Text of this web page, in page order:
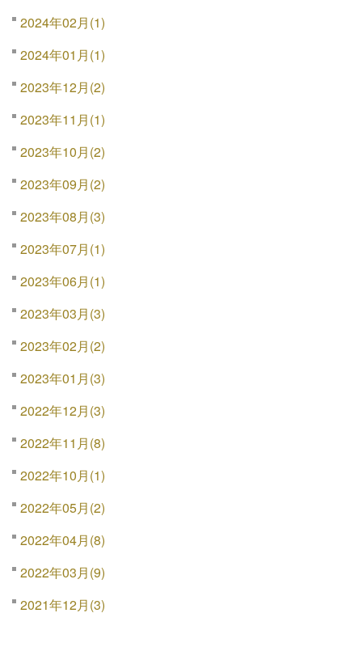
2024年02月(1)
2024年01月(1)
2023年12月(2)
2023年11月(1)
2023年10月(2)
2023年09月(2)
2023年08月(3)
2023年07月(1)
2023年06月(1)
2023年03月(3)
2023年02月(2)
2023年01月(3)
2022年12月(3)
2022年11月(8)
2022年10月(1)
2022年05月(2)
2022年04月(8)
2022年03月(9)
2021年12月(3)